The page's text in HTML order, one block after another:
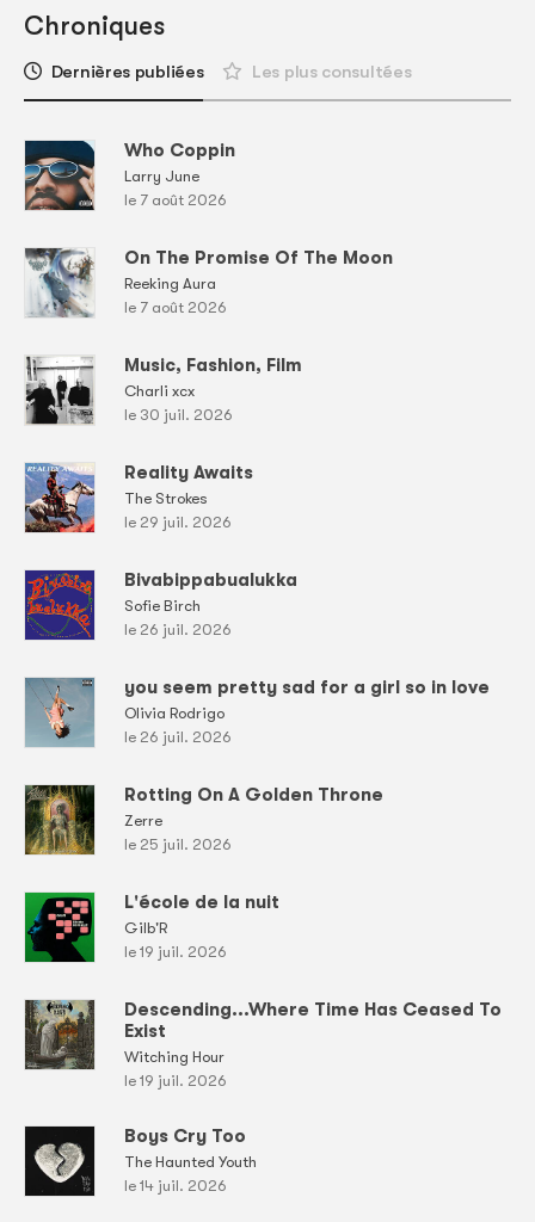
Chroniques
Dernières publiées Les plus consultées
Who Coppin
Larry June
le 7 août 2026
On The Promise Of The Moon
Reeking Aura
le 7 août 2026
Music, Fashion, Film
Charli xcx
le 30 juil. 2026
Reality Awaits
The Strokes
le 29 juil. 2026
Bivabippabualukka
Sofie Birch
le 26 juil. 2026
you seem pretty sad for a girl so in love
Olivia Rodrigo
le 26 juil. 2026
Rotting On A Golden Throne
Zerre
le 25 juil. 2026
L'école de la nuit
Gilb'R
le 19 juil. 2026
Descending...Where Time Has Ceased To
Exist
Witching Hour
le 19 juil. 2026
Boys Cry Too
The Haunted Youth
le 14 juil. 2026